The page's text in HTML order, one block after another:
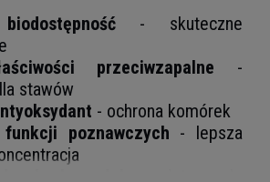
- skuteczne
przeciwzapalne -
stawów
- ochrona komórek
poznawczych - lepsza